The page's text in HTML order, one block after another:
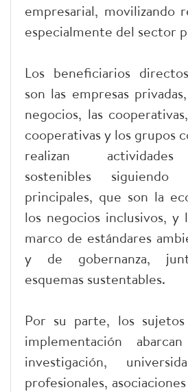
empresarial, movilizando
especialmente del sector
Los beneficiarios
son las empresas
negocios, las
cooperativas y los grupos
realizan actividades
sostenibles
principales, que son la
los negocios inclusivos, y
marco de estándares
y de gobernanza,
esquemas sustentables.
Por su parte, los sujetos
implementación
investigación,
profesionales,